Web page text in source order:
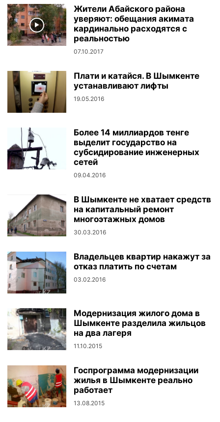
Жители Абайского района
уверяют: обещания акимата
кардинально расходятся с
реальностью
07.10.2017
Плати и катайся. В Шымкенте
устанавливают лифты
19.05.2016
Более 14 миллиардов тенге
выделит государство на
субсидирование инженерных
сетей
09.04.2016
В Шымкенте не хватает средств
на капитальный ремонт
многоэтажных домов
30.03.2016
Владельцев квартир накажут за
отказ платить по счетам
03.02.2016
Модернизация жилого дома в
Шымкенте разделила жильцов
на два лагеря
11.10.2015
Госпрограмма модернизации
жилья в Шымкенте реально
работает
13.08.2015